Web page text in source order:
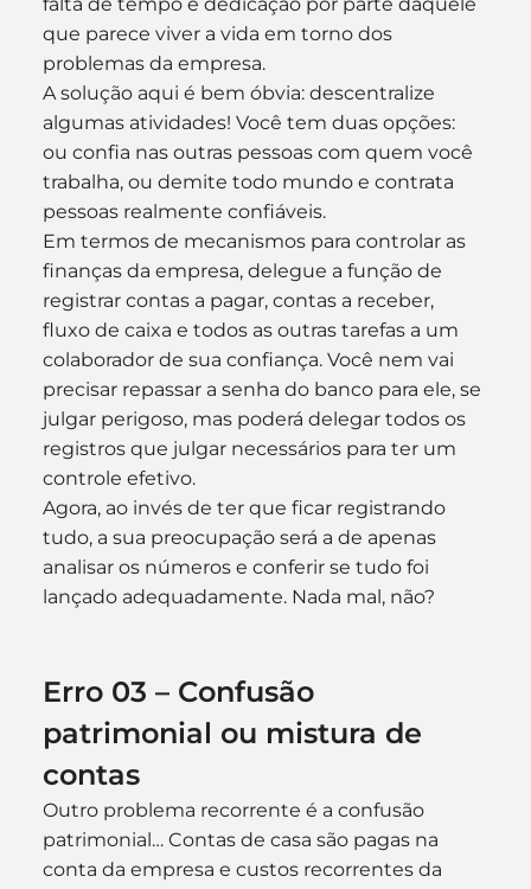
que parece viver a vida em torno dos
problemas da empresa.
A solução aqui é bem óbvia: descentralize
algumas atividades! Você tem duas opções:
ou confia nas outras pessoas com quem você
trabalha, ou demite todo mundo e contrata
pessoas realmente confiáveis.
Em termos de mecanismos para controlar as
finanças da empresa, delegue a função de
registrar contas a pagar, contas a receber,
fluxo de caixa e todos as outras tarefas a um
colaborador de sua confiança. Você nem vai
precisar repassar a senha do banco para ele, se
julgar perigoso, mas poderá delegar todos os
registros que julgar necessários para ter um
controle efetivo.
Agora, ao invés de ter que ficar registrando
tudo, a sua preocupação será a de apenas
analisar os números e conferir se tudo foi
lançado adequadamente. Nada mal, não?
Erro 03 – Confusão
patrimonial ou mistura de
contas
Outro problema recorrente é a confusão
patrimonial… Contas de casa são pagas na
conta da empresa e custos recorrentes da